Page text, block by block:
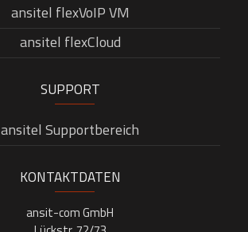
ansitel flexVoIP VM
ansitel flexCloud
SUPPORT
ansitel Supportbereich
KONTAKTDATEN
ansit-com GmbH